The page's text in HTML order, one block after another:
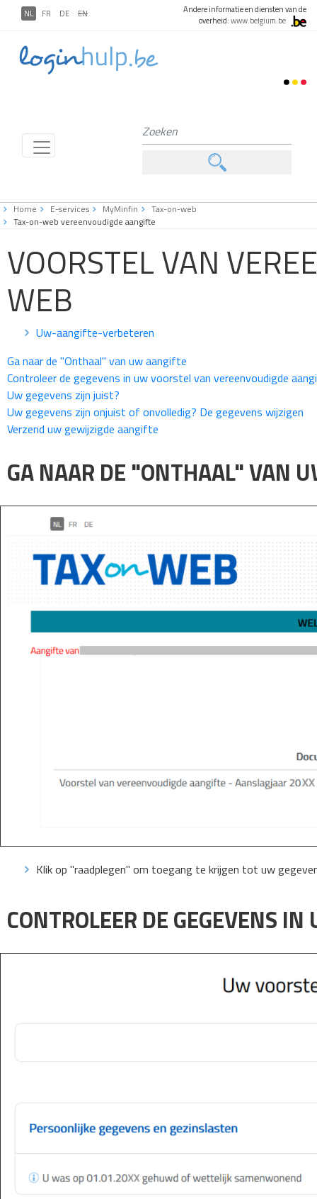
NL FR DE EN
Andere informatie en diensten van de
overheid:www.belgium.be
Home E-services MyMinfin
Tax-on-web
Tax-on-web vereenvoudigde aangifte
VOORSTEL VAN
WEB
Uw-aangifte-verbeteren
Ga naar de "Onthaal" van uw aangifte
Controleer de gegevens in uw voorstel van vereenvoudigde
Uw gegevens zijn juist?
Uw gegevens zijn onjuist of onvolledig? De gegevens wijzigen
Verzend uw gewijzigde aangifte
GA NAAR DE "ONTHAAL" VAN
Klik op "raadplegen" om toegang te krijgen tot uw
CONTROLEER DE GEGEVENS